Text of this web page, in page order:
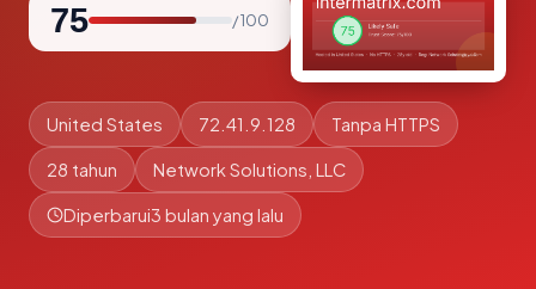
75 / 100
United States 72.41.9.128 Tanpa HTTPS
28 tahun Network Solutions, LLC
Diperbarui3 bulan yang lalu